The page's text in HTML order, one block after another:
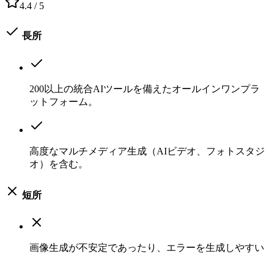
4.4 / 5
長所
200以上の統合AIツールを備えたオールインワンプラ
ットフォーム。
高度なマルチメディア生成（AIビデオ、フォトスタジ
オ）を含む。
短所
画像生成が不安定であったり、エラーを生成しやすい